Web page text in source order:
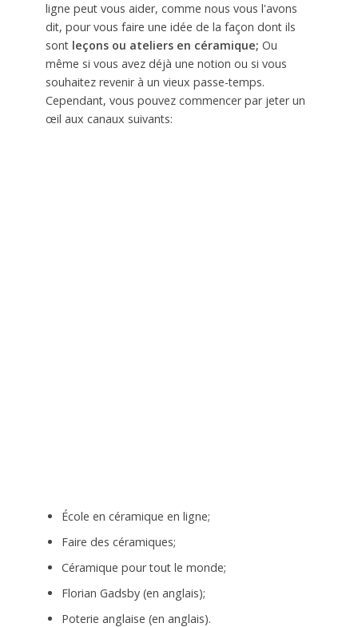
ligne peut vous aider, comme nous vous l'avons
dit, pour vous faire une idée de la façon dont ils
sont leçons ou ateliers en céramique; Ou
même si vous avez déjà une notion ou si vous
souhaitez revenir à un vieux passe-temps.
Cependant, vous pouvez commencer par jeter un
œil aux canaux suivants:
École en céramique en ligne;
Faire des céramiques;
Céramique pour tout le monde;
Florian Gadsby (en anglais);
Poterie anglaise (en anglais).